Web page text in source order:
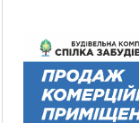
11:18
Майстра
600 тисяч за
Румунії
10:49
На